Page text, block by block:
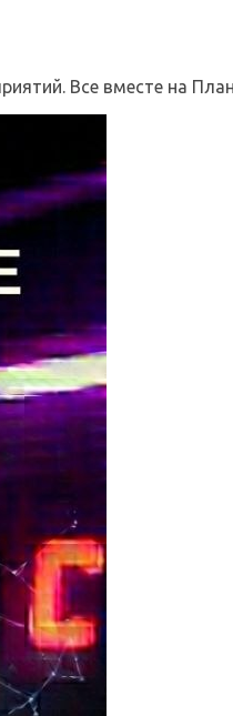
Все вместе на